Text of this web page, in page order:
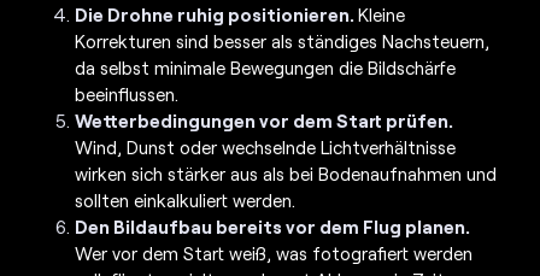
Die Drohne ruhig positionieren.Kleine
Korrekturen sind besser als ständiges Nachsteuern,
da selbst minimale Bewegungen die Bildschärfe
beeinflussen.
Wetterbedingungen vor dem Start prüfen.
Wind, Dunst oder wechselnde Lichtverhältnisse
wirken sich stärker aus als bei Bodenaufnahmen und
sollten einkalkuliert werden.
Den Bildaufbau bereits vor dem Flug planen.
Wer vor dem Start weiß, was fotografiert werden